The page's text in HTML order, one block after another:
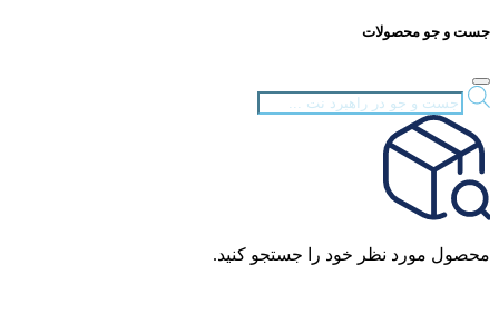
جست و جو محصولات
Products
search
محصول مورد نظر خود را جستجو کنید.